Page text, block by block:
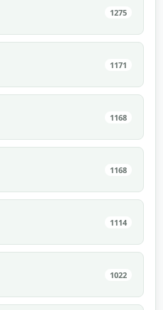
1275
1171
1168
1168
1114
1022